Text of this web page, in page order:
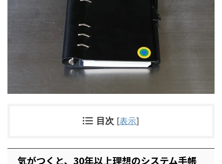
目次 [表示]
気がつくと、30年以上理想のシステム手帳